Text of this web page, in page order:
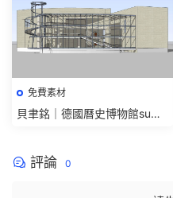
免費素材
貝聿銘｜德國曆史博物館su模
評論 0